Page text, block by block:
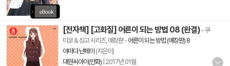
[전자책] [고화질] 어른이 되는 방법 08 (완결) - 쿠
미코 & 싱고 시리즈, 애장판- 어른이 되는 방법 (애장판) 8
야마다 난페이 (지은이)
대원씨아이(만화) 2017년 01월